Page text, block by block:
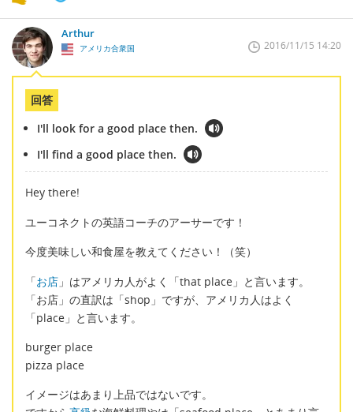
Arthur
アメリカ合衆国 2016/11/15 14:20
回答
I'll look for a good place then.
I'll find a good place then.
Hey there!
ユーコネクトの英語コーチのアーサーです！
今度美味しい和食屋を教えてください！（笑）
「お店 」はアメリカ人がよく「that place」と言います。
「お店」の直訳は「shop」ですが、アメリカ人はよく
「place」と言います。
burger place
pizza place
イメージはあまり上品ではないです。